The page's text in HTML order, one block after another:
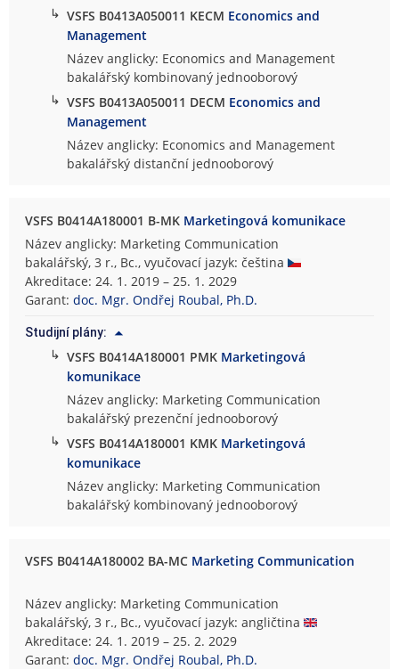
↳ VSFS B0413A050011 KECM Economics and
Management
Název anglicky: Economics and Management
bakalářský kombinovaný jednooborový
↳ VSFS B0413A050011 DECM Economics and
Management
Název anglicky: Economics and Management
bakalářský distanční jednooborový
VSFS B0414A180001 B-MK Marketingová komunikace
Název anglicky: Marketing Communication
bakalářský, 3 r., Bc., vyučovací jazyk: čeština
Akreditace: 24. 1. 2019 – 25. 1. 2029
Garant:doc. Mgr. Ondřej Roubal, Ph.D.
Studijní plány:
↳ VSFS B0414A180001 PMK Marketingová
komunikace
Název anglicky: Marketing Communication
bakalářský prezenční jednooborový
↳ VSFS B0414A180001 KMK Marketingová
komunikace
Název anglicky: Marketing Communication
bakalářský kombinovaný jednooborový
VSFS B0414A180002 BA-MC Marketing Communication
Název anglicky: Marketing Communication
bakalářský, 3 r., Bc., vyučovací jazyk: angličtina
Akreditace: 24. 1. 2019 – 25. 2. 2029
Garant:doc. Mgr. Ondřej Roubal, Ph.D.